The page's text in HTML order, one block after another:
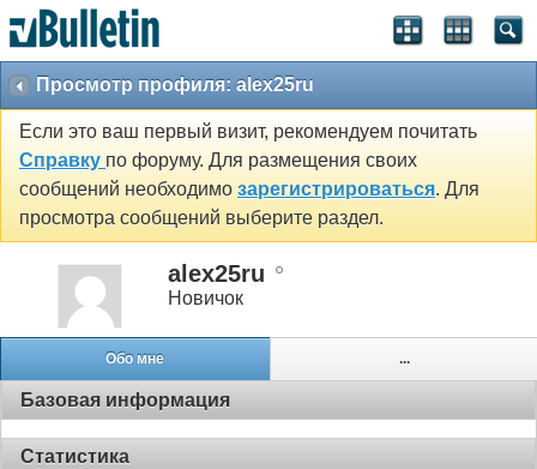
Просмотр профиля: alex25ru
Если это ваш первый визит, рекомендуем почитать
Справку по форуму. Для размещения своих
сообщений необходимо зарегистрироваться. Для
просмотра сообщений выберите раздел.
alex25ru
Новичок
Обо мне ...
Базовая информация
Статистика